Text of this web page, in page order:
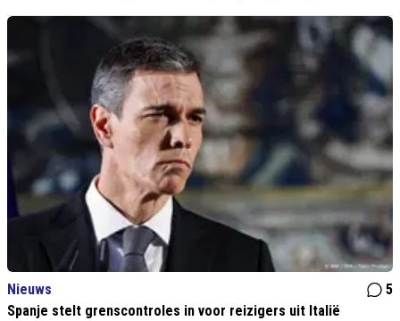
Nieuws
5
Spanje stelt grenscontroles in voor reizigers uit Italië